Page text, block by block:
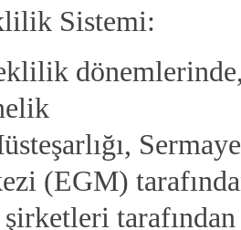
Sistemi:
(EGM)